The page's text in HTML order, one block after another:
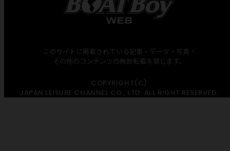
このサイトに掲載されている記事・データ・写真・
その他のコンテンツの無断転載を禁じます。
COPYRIGHT(C)
JAPAN LEISURE CHANNEL CO., LTD. ALL RIGHT RESERVED.